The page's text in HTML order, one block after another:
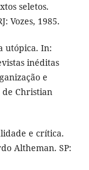
seletos.
Vozes, 1985.
utópica. In:
inéditas
e
de Christian
e crítica.
Altheman. SP: